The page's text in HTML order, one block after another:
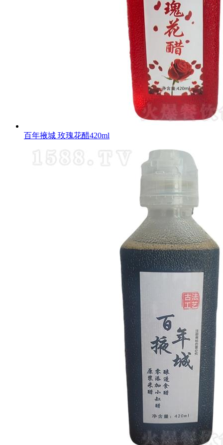
百年掖城 玫瑰花醋420ml